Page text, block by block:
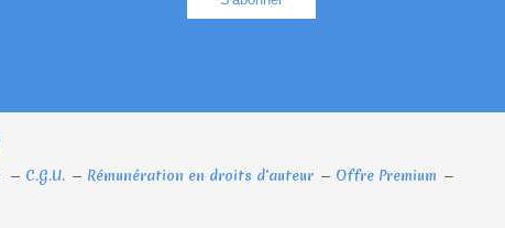
C.G.U. Rémunération en droits d'auteur Offre Premium